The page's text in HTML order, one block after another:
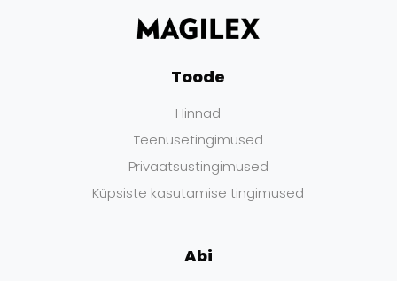
Toode
Hinnad
Teenusetingimused
Privaatsustingimused
Küpsiste kasutamise tingimused
Abi